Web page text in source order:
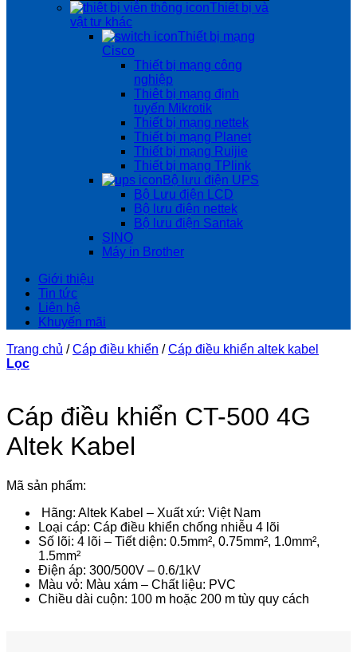
Thiết bị và
vật tư khác
Thiết bị mạng
Cisco
Thiết bị mạng công
nghiệp
Thiêt bị mạng định
tuyến Mikrotik
Thiết bị mạng nettek
Thiết bị mạng Planet
Thiết bị mạng Ruijie
Thiết bị mạng TPlink
Bộ lưu điện UPS
Bộ Lưu điện LCD
Bộ lưu điện nettek
Bộ lưu điện Santak
SINO
Máy in Brother
Giới thiệu
Tin tức
Liên hệ
Khuyến mãi
Trang chủ / Cáp điều khiển / Cáp điều khiển altek kabel
Lọc
Cáp điều khiển CT-500 4G
Altek Kabel
Mã sản phẩm:
Hãng: Altek Kabel – Xuất xứ: Việt Nam
Loại cáp: Cáp điều khiển chống nhiễu 4 lõi
Số lõi: 4 lõi – Tiết diện: 0.5mm², 0.75mm², 1.0mm²,
1.5mm²
Điện áp: 300/500V – 0.6/1kV
Màu vỏ: Màu xám – Chất liệu: PVC
Chiều dài cuộn: 100 m hoặc 200 m tùy quy cách